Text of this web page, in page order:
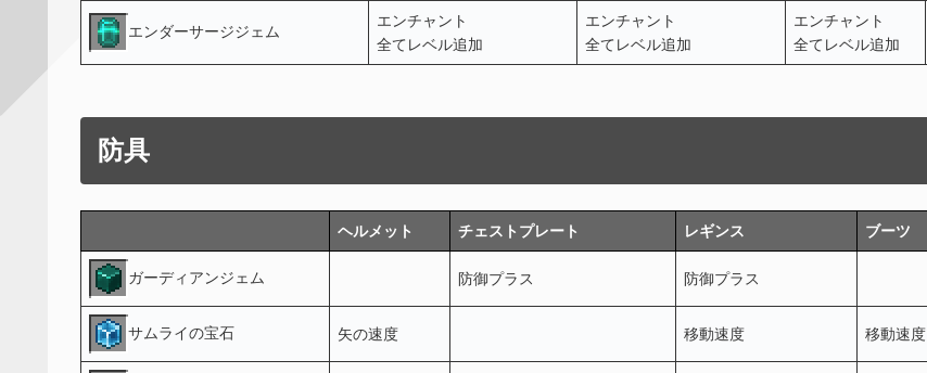
エンダーサージジェム
エンチャント
全てレベル追加
エンチャント
全てレベル追加
エンチャント
全てレベル追加
防具
ヘルメット チェストプレート レギンス ブーツ
ガーディアンジェム 防御プラス 防御プラス
サムライの宝石 矢の速度 移動速度 移動速度